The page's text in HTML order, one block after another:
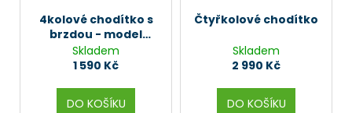
4kolové chodítko s
brzdou - model
JMC-C 3223
Skladem
1 590 Kč
DO KOŠÍKU
Čtyřkolové chodítko
Skladem
2 990 Kč
DO KOŠÍKU